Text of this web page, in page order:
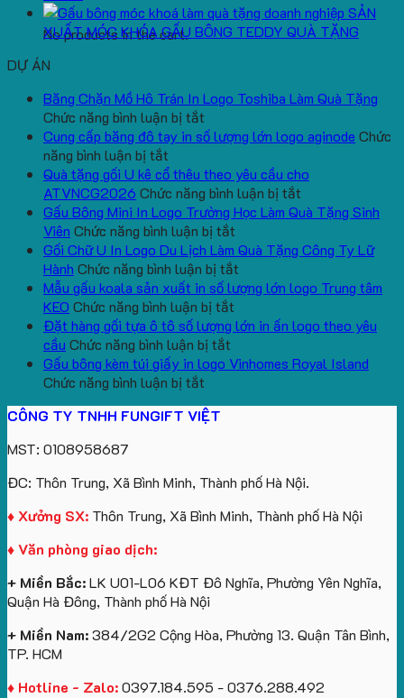
No products in the cart.
SẢN
XUẤT MÓC KHÓA GẤU BÔNG TEDDY QUÀ TẶNG
DỰ ÁN
Băng Chặn Mồ Hô Trán In Logo Toshiba Làm Quà Tặng
Chức năng bình luận bị tắt
Băng
Mồ
Hô
Trán
In
Logo
Toshiba
Làm
Quà
Tặng
Cung cấp băng đô tay in số lượng lớn logo aginode Chức
năng bình luận bị tắt
Cung
cấp
băng
đô
tay
in
số
lượng
lớn
logo
aginode
Quà tặng gối U kê cổ thêu theo yêu cầu cho
ATVNCG2026 Chức năng bình luận bị tắt
Quà
gối
kê
thêu
yêu
Gấu Bông Mini In Logo Trường Học Làm Quà Tặng Sinh
Viên Chức năng bình luận bị tắt
Gấu
Bông
Mini
Logo
Học
Gối Chữ U In Logo Du Lịch Làm Quà Tặng Công Ty Lữ
Hành Chức năng bình luận bị tắt
Gối
U
Logo
Công
Ty
Lữ
Mẫu gấu koala sản xuất in số lượng lớn logo Trung tâm
KEO Chức năng bình luận bị tắt
Mẫu
koala
lớn
logo
Trung
Đặt hàng gối tựa ô tô số lượng lớn in ấn logo theo yêu
cầu Chức năng bình luận bị tắt
Đặt
số
lượng
lớn
theo
cầu
Gấu bông kèm túi giấy in logo Vinhomes Royal Island
Chức năng bình luận bị tắt
bông
giấy
logo
CÔNG TY TNHH FUNGIFT VIỆT
MST: 0108958687
ĐC: Thôn Trung, Xã Bình Minh, Thành phố Hà Nội.
♦ Xưởng SX: Thôn Trung, Xã Bình Minh, Thành phố Hà Nội
♦ Văn phòng giao dịch:
+ Miền Bắc:LK U01-L06 KĐT Đô Nghĩa, Phường Yên Nghĩa,
Quận Hà Đông, Thành phố Hà Nội
+ Miền Nam:384/2G2 Cộng Hòa, Phường 13. Quận Tân Bình,
TP. HCM
♦ Hotline - Zalo:0397.184.595 - 0376.288.492